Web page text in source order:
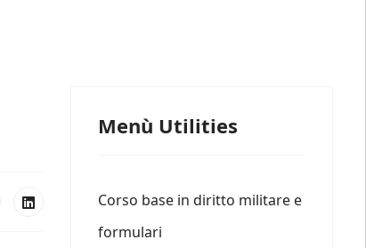
Menù Utilities
Corso base in diritto militare e
formulari